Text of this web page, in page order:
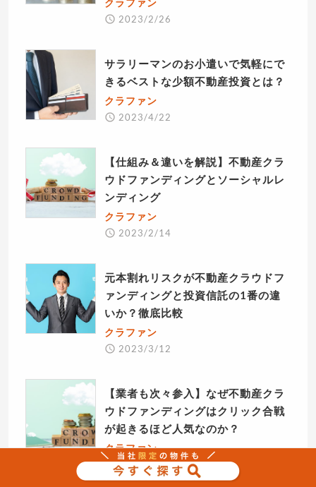
2023/2/26
サラリーマンのお小遣いで気軽にで
きるベストな少額不動産投資とは？
クラファン
2023/4/22
【仕組み＆違いを解説】不動産クラ
ウドファンディングとソーシャルレ
ンディング
クラファン
2023/2/14
元本割れリスクが不動産クラウドフ
ァンディングと投資信託の1番の違
いか？徹底比較
クラファン
2023/3/12
【業者も次々参入】なぜ不動産クラ
ウドファンディングはクリック合戦
が起きるほど人気なのか？
クラファン
2023/3/17